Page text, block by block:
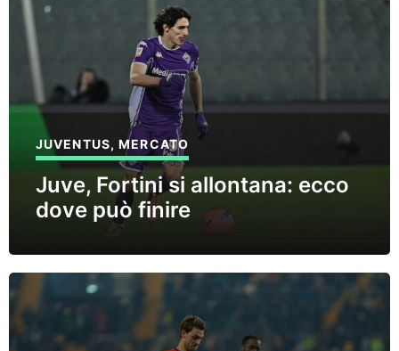
JUVENTUS,MERCATO
Juve, Fortini si allontana: ecco
dove può finire